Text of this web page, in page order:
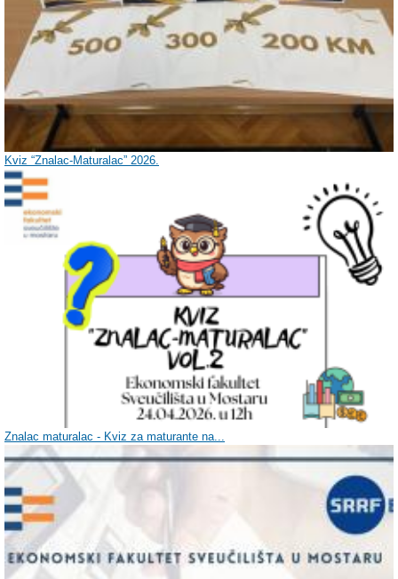
Kviz “Znalac-Maturalac” 2026.
Znalac maturalac - Kviz za maturante na...